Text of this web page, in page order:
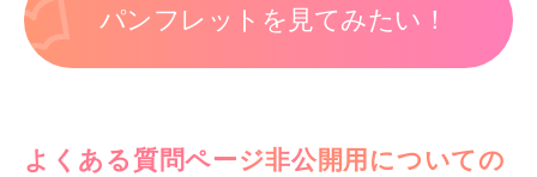
パンフレットを見てみたい！
よくある質問ページ非公開用についての